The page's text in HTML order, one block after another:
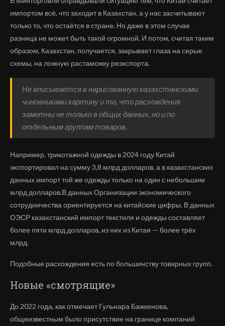
импортом всё, что заходит в Казахстан, а у нас засчитывают
только то, что остаётся в стране. Но даже в этом случае
разница не может быть такой огромной. И потом, считая таким
образом, Казахстан, получается, закрывает глаза на серые
схемы, на ложную растаможку реэкспорта.
Не вписывается в нарисованную казахстанскими
чиновниками картину и то, что расхождения
заметны не только в общих данных, но и по
отдельным группам товаров.
Например, трикотажной одежды в 2024 году Китай
экспортировал на сумму 3,8 млрд долларов, а в казахстанских
данных импорт той же одежды только на один с небольшим
млрд долларов.В данных Организации экономического
сотрудничества ориентируется на китайские цифры. В данных
ОЭСР казахстанский импорт текстиля и одежды составляет
более пяти млрд долларов, из них из Китая — более трёх
млрд.
Подобные расхождения есть по большинству товарных групп.
Новые «смотрящие»
До 2022 года, как отмечает Гульнара Бажкенова,
общеизвестным было присутствие на границе компаний